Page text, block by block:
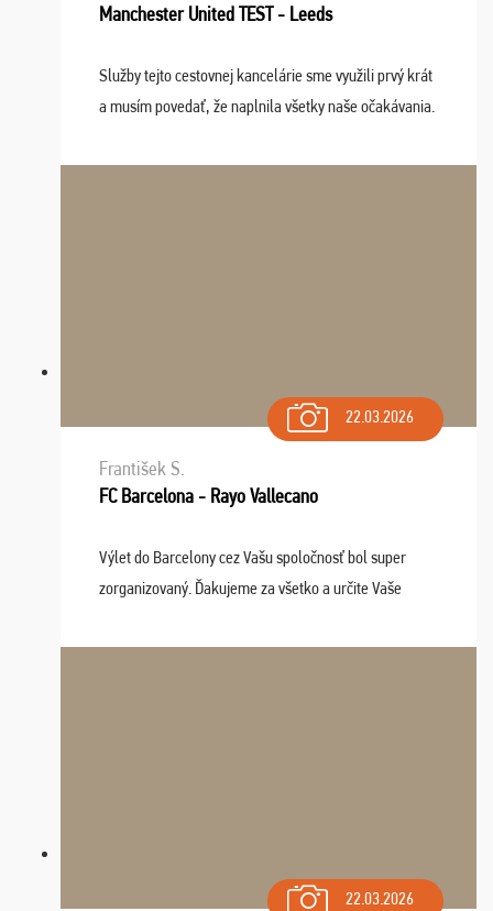
Manchester United TEST - Leeds
Služby tejto cestovnej kancelárie sme využili prvý krát
a musím povedať, že naplnila všetky naše očakávania.
dispozícii nonstop (milí, profesionálni ...
22.03.2026
František S.
FC Barcelona - Rayo Vallecano
Výlet do Barcelony cez Vašu spoločnosť bol super
zorganizovaný. Ďakujeme za všetko a určite Vaše
22.03.2026